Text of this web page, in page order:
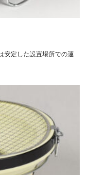
安定した設置場所での運